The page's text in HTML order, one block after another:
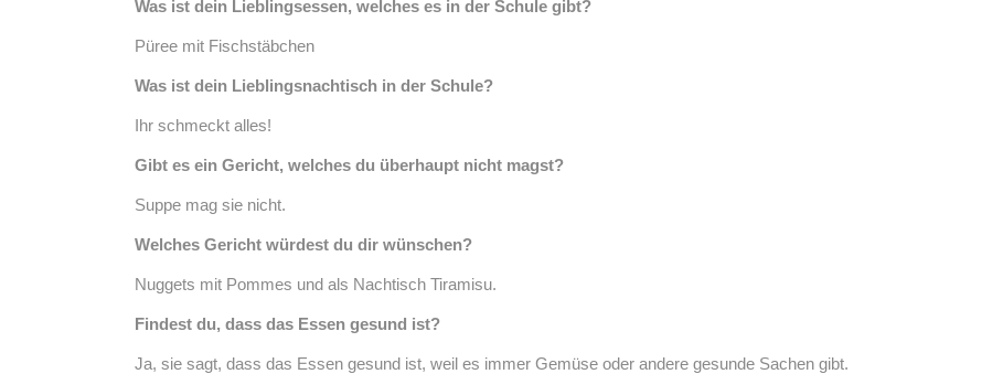
Was ist dein Lieblingsessen, welches es in der Schule gibt?
Püree mit Fischstäbchen
Was ist dein Lieblingsnachtisch in der Schule?
Ihr schmeckt alles!
Gibt es ein Gericht, welches du überhaupt nicht magst?
Suppe mag sie nicht.
Welches Gericht würdest du dir wünschen?
Nuggets mit Pommes und als Nachtisch Tiramisu.
Findest du, dass das Essen gesund ist?
Ja, sie sagt, dass das Essen gesund ist, weil es immer Gemüse oder andere gesunde Sachen gibt.